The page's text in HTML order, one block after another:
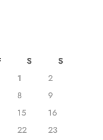
S
S
1
2
8
9
15
16
22
23